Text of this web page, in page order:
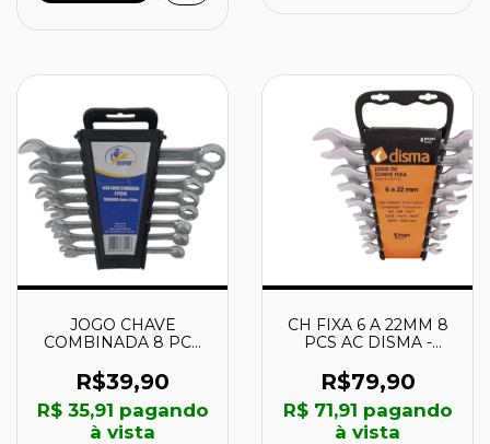
JOGO CHAVE
COMBINADA 8 PCS
0257 - GUEPAR
R$39,90
R$ 35,91 pagando
à vista
CH FIXA 6 A 22MM 8
PCS AC DISMA -
R$79,90
R$ 71,91 pagando
à vista